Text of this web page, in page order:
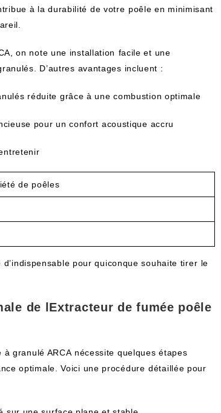
à la durabilité de votre⁤ poêle en minimisant‌
on note une installation ⁢facile et une
D’autres avantages incluent :
réduite grâce à‌ une combustion optimale
pour un‍ confort acoustique accru
de poêles
pour quiconque souhaite​ tirer ⁤le
de lExtracteur de fumée poêle​
granulé ARCA ⁢nécessite quelques étapes
optimale. Voici une procédure ⁣détaillée pour